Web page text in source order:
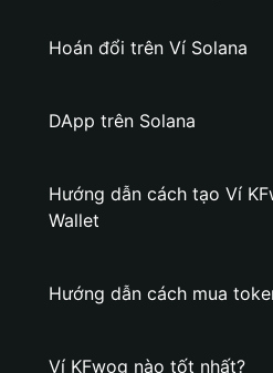
Hoán đổi trên Ví Solana
DApp trên Solana
Hướng dẫn cách tạo Ví
Wallet
Hướng dẫn cách mua
Ví KFwog nào tốt nhất?